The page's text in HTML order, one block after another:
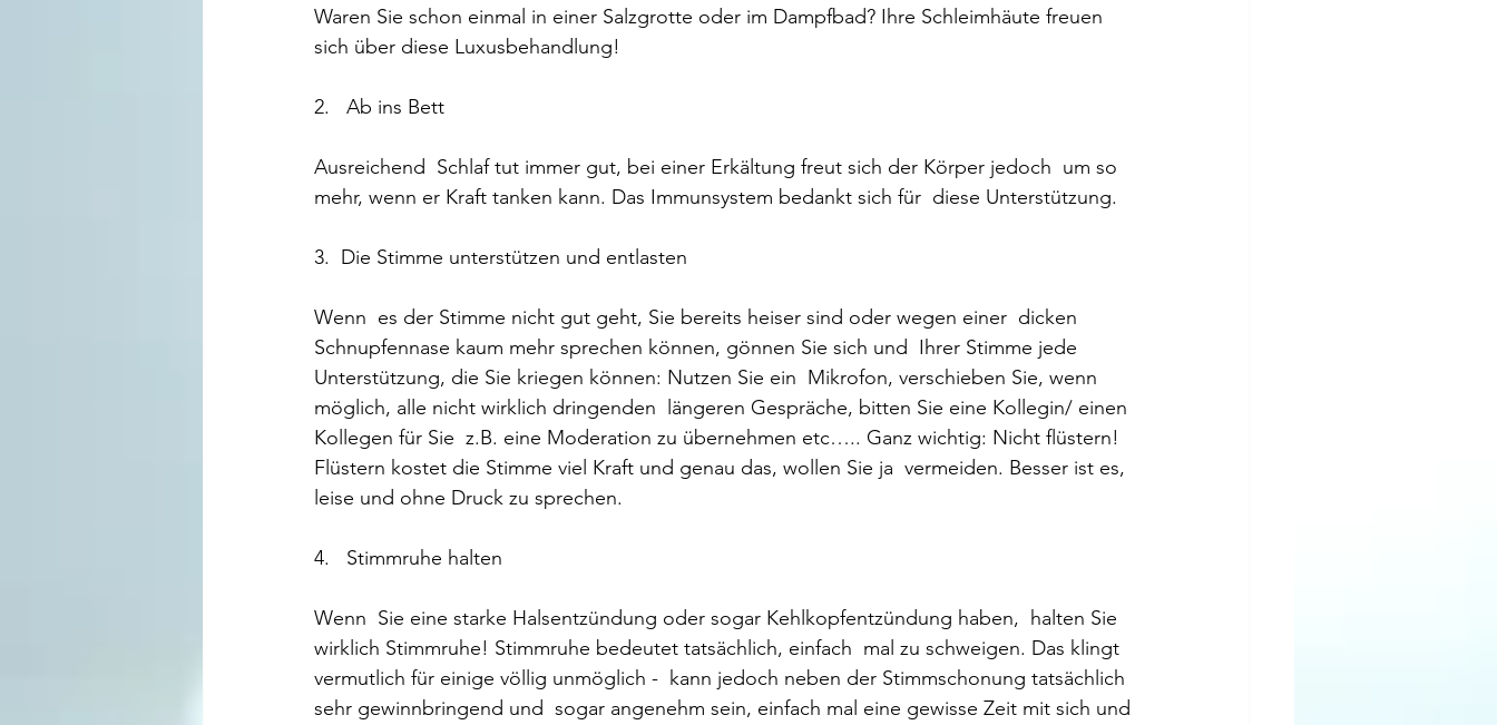
Waren Sie schon einmal in einer Salzgrotte oder im Dampfbad? Ihre Schleimhäute freuen
sich über diese Luxusbehandlung!
2.   Ab ins Bett
Ausreichend  Schlaf tut immer gut, bei einer Erkältung freut sich der Körper jedoch  um so
mehr, wenn er Kraft tanken kann. Das Immunsystem bedankt sich für  diese Unterstützung.
3.  Die Stimme unterstützen und entlasten
Wenn  es der Stimme nicht gut geht, Sie bereits heiser sind oder wegen einer  dicken
Schnupfennase kaum mehr sprechen können, gönnen Sie sich und  Ihrer Stimme jede
Unterstützung, die Sie kriegen können: Nutzen Sie ein  Mikrofon, verschieben Sie, wenn
möglich, alle nicht wirklich dringenden  längeren Gespräche, bitten Sie eine Kollegin/ einen
Kollegen für Sie  z.B. eine Moderation zu übernehmen etc….. Ganz wichtig: Nicht flüstern!
Flüstern kostet die Stimme viel Kraft und genau das, wollen Sie ja  vermeiden. Besser ist es,
leise und ohne Druck zu sprechen.
4.   Stimmruhe halten
Wenn  Sie eine starke Halsentzündung oder sogar Kehlkopfentzündung haben,  halten Sie
wirklich Stimmruhe! Stimmruhe bedeutet tatsächlich, einfach  mal zu schweigen. Das klingt
vermutlich für einige völlig unmöglich -  kann jedoch neben der Stimmschonung tatsächlich
sehr gewinnbringend und  sogar angenehm sein, einfach mal eine gewisse Zeit mit sich und